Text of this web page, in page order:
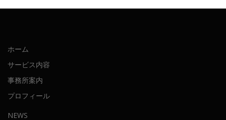
ホーム
サービス内容
事務所案内
プロフィール
NEWS